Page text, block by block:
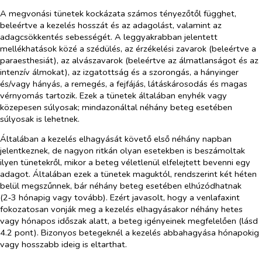
A megvonási tünetek kockázata számos tényezőtől függhet,
beleértve a kezelés hosszát és az adagolást, valamint az
adagcsökkentés sebességét. A leggyakrabban jelentett
mellékhatások közé a szédülés, az érzékelési zavarok (beleértve a
paraesthesiát), az alvászavarok (beleértve az álmatlanságot és az
intenzív álmokat), az izgatottság és a szorongás, a hányinger
és/vagy hányás, a remegés, a fejfájás, látáskárosodás és magas
vérnyomás tartozik. Ezek a tünetek általában enyhék vagy
közepesen súlyosak; mindazonáltal néhány beteg esetében
súlyosak is lehetnek.
Általában a kezelés elhagyását követő első néhány napban
jelentkeznek, de nagyon ritkán olyan esetekben is beszámoltak
ilyen tünetekről, mikor a beteg véletlenül elfelejtett bevenni egy
adagot. Általában ezek a tünetek maguktól, rendszerint két héten
belül megszűnnek, bár néhány beteg esetében elhúzódhatnak
(2‑3 hónapig vagy tovább). Ezért javasolt, hogy a venlafaxint
fokozatosan vonják meg a kezelés elhagyásakor néhány hetes
vagy hónapos időszak alatt, a beteg igényeinek megfelelően (lásd
4.2 pont). Bizonyos betegeknél a kezelés abbahagyása hónapokig
vagy hosszabb ideig is eltarthat.